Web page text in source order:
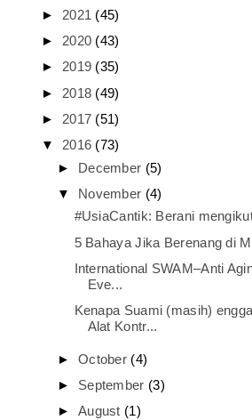
► 2021 (45)
► 2020 (43)
► 2019 (35)
► 2018 (49)
► 2017 (51)
▼ 2016 (73)
► December (5)
▼ November (4)
#UsiaCantik: Berani
5 Bahaya Jika Berenang di
International SWAM–Anti
Eve...
Kenapa Suami (masih)
Alat Kontr...
► October (4)
► September (3)
► August (1)